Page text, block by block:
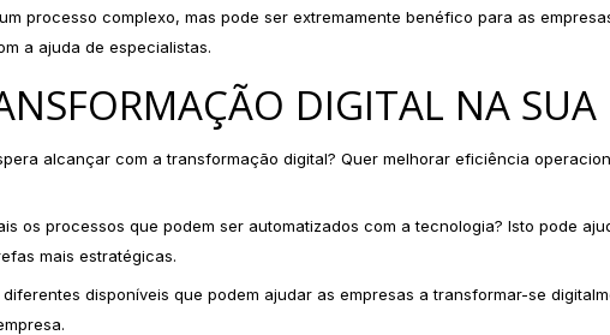
processo complexo, mas pode ser extremamente benéfico para as
a ajuda de especialistas.
DIGITAL NA SUA
alcançar com a transformação digital? Quer melhorar eficiência
os processos que podem ser automatizados com a tecnologia? Isto pode
mais estratégicas.
disponíveis que podem ajudar as empresas a transformar-se